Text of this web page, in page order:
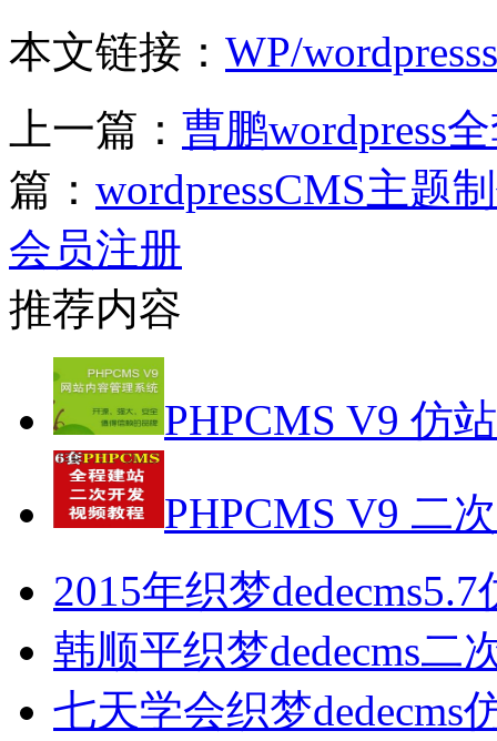
本文链接： WP/
上一篇： 曹鹏wordpress
篇： wordpressCMS主题
会员注册
推荐内容
PHPCMS V9 仿
PHPCMS V9 二
2015年织梦
韩顺平织梦dedecms二
七天学会织梦dedecms